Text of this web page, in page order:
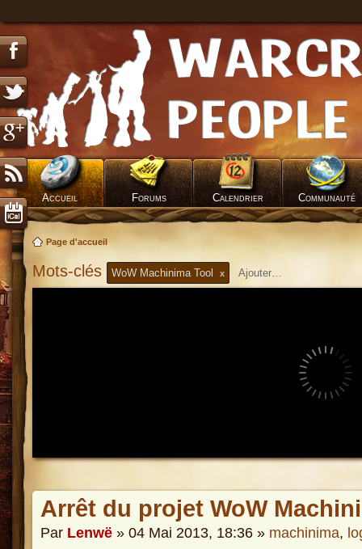
Accueil Forums Calendrier Communauté
Page d'accueil
Mots-clés WoW Machinima Tool x
Arrêt du projet WoW
Par Lenwë » 04 Mai 2013, 18:36 » machinima,